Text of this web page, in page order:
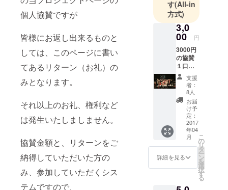
個人協賛ですが
皆様にお返し出来るものと
しては、このページに書い
てあるリターン（お礼）の
みとなります。
それ以上のお礼、権利など
は発生いたしましません。
協賛金額と、リターンをご
納得していただいた方の
み、参加していただくシス
テムですので、
グ・ノアオ
フィシャル
カメラマン
選手のアー
写撮影か
ら、リング
サイドでの
試合撮影に
西口プロレ
スも、旗揚
げから、20
年リングサ
イドから彼
す(All-in
方式)
3,0
00 円
3000円
の協賛
１口に
つき、
２Lサイ
ズの写
真展に
使用し
た写真
１枚プ
レゼン
口プロ
レス初
後楽園
興行時
写真」
支援
者：
8人
お届
け予
定：
2017
年04
月
詳細を見る
こ
の
リ
タ
ー
ン
を
選
択
す
る